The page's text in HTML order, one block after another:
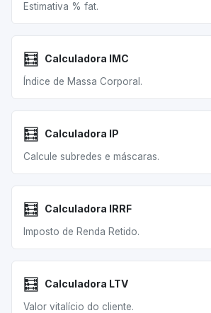
Estimativa % fat.
🧮 Calculadora IMC
Índice de Massa Corporal.
🧮 Calculadora IP
Calcule subredes e máscaras.
🧮 Calculadora IRRF
Imposto de Renda Retido.
🧮 Calculadora LTV
Valor vitalício do cliente.